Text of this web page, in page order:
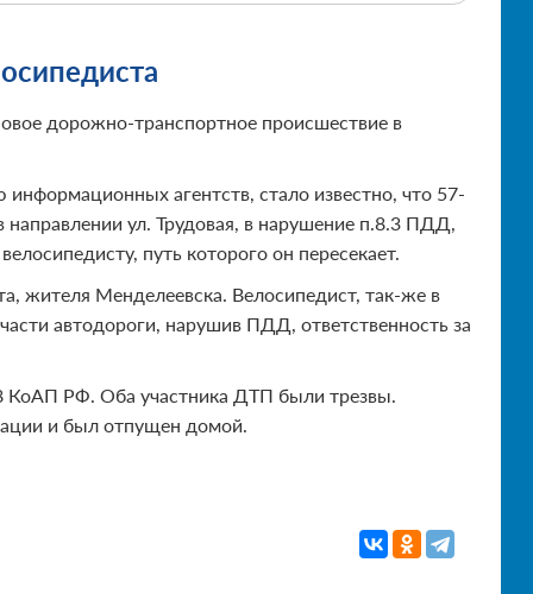
дорожно-транспортное происшествие в
агентств, стало известно, что 57-
ул. Трудовая, в нарушение п.8.3 ПДД,
путь которого он пересекает.
жителя Менделеевска. Велосипедист, так-же в
автодороги, нарушив ПДД, ответственность за
КоАП РФ. Оба участника ДТП были трезвы.
и был отпущен домой.